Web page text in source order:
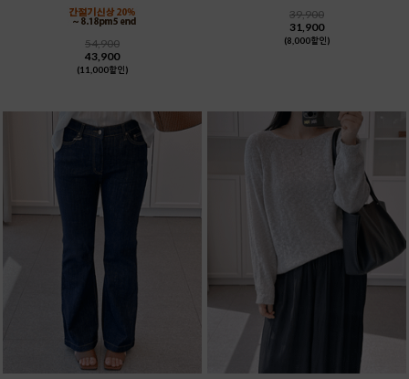
54,900
43,900
(11,000할인)
39,900
31,900
(8,000할인)